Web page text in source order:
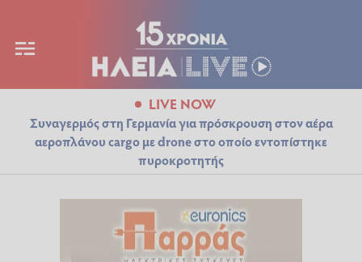
LIVE NOW
Συναγερμός στη Γερμανία για πρόσκρουση στον αέρα
αεροπλάνου cargo με drone στο οποίο εντοπίστηκε
πυροκροτητής